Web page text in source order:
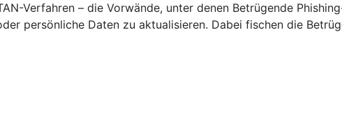
Verfahren – die Vorwände, unter denen Betrügende
persönliche Daten zu aktualisieren. Dabei fischen die